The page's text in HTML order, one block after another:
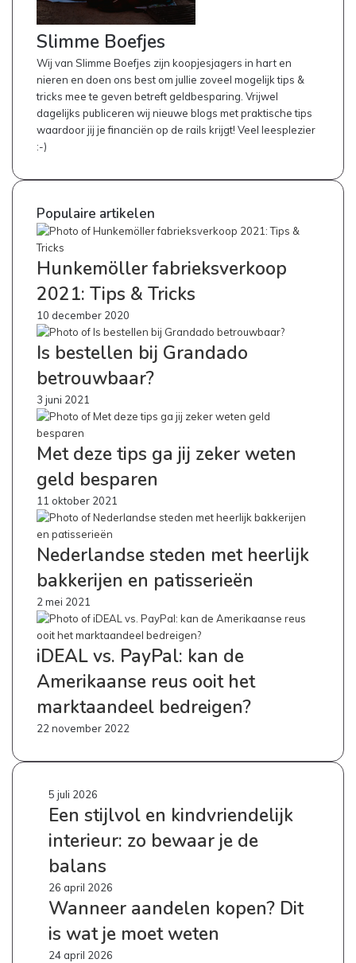
Slimme Boefjes
Wij van Slimme Boefjes zijn koopjesjagers in hart en
nieren en doen ons best om jullie zoveel mogelijk tips &
tricks mee te geven betreft geldbesparing. Vrijwel
dagelijks publiceren wij nieuwe blogs met praktische tips
waardoor jij je financiën op de rails krijgt! Veel leesplezier
:-)
Populaire artikelen
Hunkemöller fabrieksverkoop
2021: Tips & Tricks
10 december 2020
Is bestellen bij Grandado
betrouwbaar?
3 juni 2021
Met deze tips ga jij zeker weten
geld besparen
11 oktober 2021
Nederlandse steden met heerlijk
bakkerijen en patisserieën
2 mei 2021
iDEAL vs. PayPal: kan de
Amerikaanse reus ooit het
marktaandeel bedreigen?
22 november 2022
Een
stijlvol
kindvriendelijk
interieur:
bewaar
je
de
balans
5 juli 2026
Een stijlvol en kindvriendelijk
interieur: zo bewaar je de
balans
Wanneer
aandelen
Dit
is
26 april 2026
Wanneer aandelen kopen? Dit
is wat je moet weten
Geld
24 april 2026